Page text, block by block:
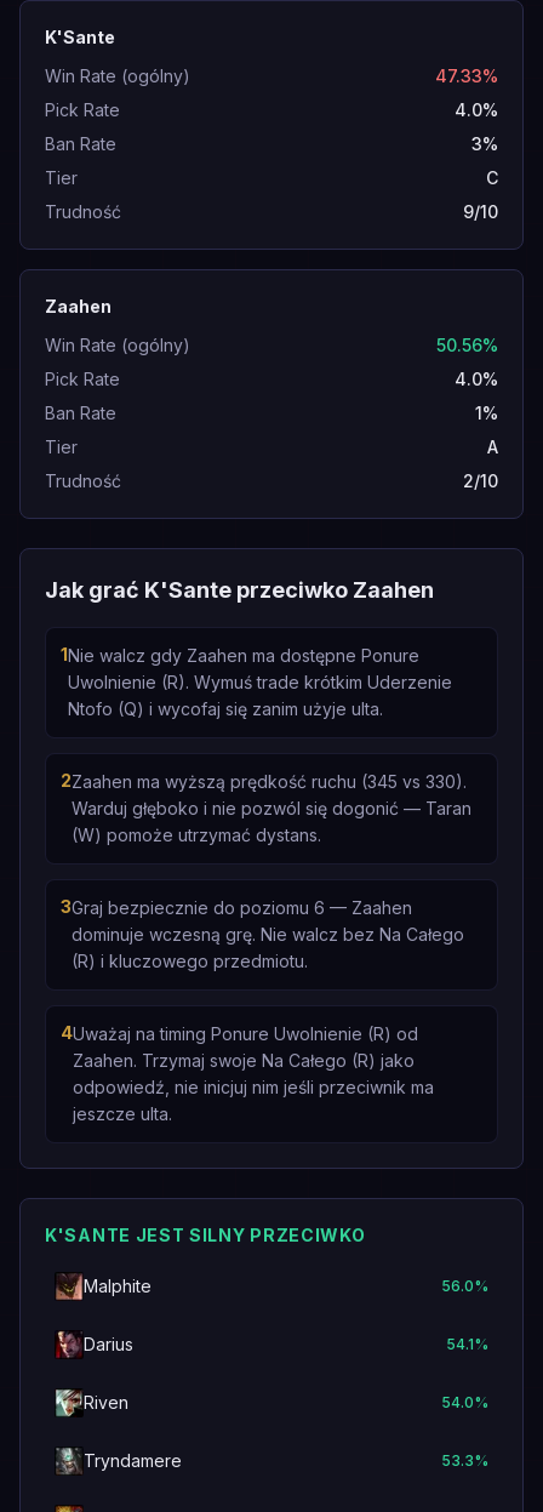
K'Sante
Win Rate (ogólny)
47.33%
Pick Rate
4.0%
Ban Rate
3%
Tier
C
Trudność
9/10
Zaahen
Win Rate (ogólny)
50.56%
Pick Rate
4.0%
Ban Rate
1%
Tier
A
Trudność
2/10
Jak grać K'Sante przeciwko Zaahen
1Nie walcz gdy Zaahen ma dostępne Ponure
Uwolnienie (R). Wymuś trade krótkim Uderzenie
Ntofo (Q) i wycofaj się zanim użyje ulta.
2Zaahen ma wyższą prędkość ruchu (345 vs 330).
Warduj głęboko i nie pozwól się dogonić — Taran
(W) pomoże utrzymać dystans.
3Graj bezpiecznie do poziomu 6 — Zaahen
dominuje wczesną grę. Nie walcz bez Na Całego
(R) i kluczowego przedmiotu.
4Uważaj na timing Ponure Uwolnienie (R) od
Zaahen. Trzymaj swoje Na Całego (R) jako
odpowiedź, nie inicjuj nim jeśli przeciwnik ma
jeszcze ulta.
K'SANTE JEST SILNY PRZECIWKO
Malphite 56.0%
Darius 54.1%
Riven 54.0%
Tryndamere 53.3%